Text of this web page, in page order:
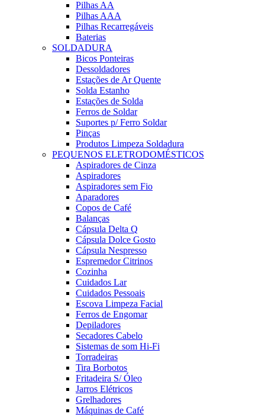
Pilhas AA
Pilhas AAA
Pilhas Recarregáveis
Baterias
SOLDADURA
Bicos Ponteiras
Dessoldadores
Estações de Ar Quente
Solda Estanho
Estações de Solda
Ferros de Soldar
Suportes p/ Ferro Soldar
Pinças
Produtos Limpeza Soldadura
PEQUENOS ELETRODOMÉSTICOS
Aspiradores de Cinza
Aspiradores
Aspiradores sem Fio
Aparadores
Copos de Café
Balanças
Cápsula Delta Q
Cápsula Dolce Gosto
Cápsula Nespresso
Espremedor Citrinos
Cozinha
Cuidados Lar
Cuidados Pessoais
Escova Limpeza Facial
Ferros de Engomar
Depiladores
Secadores Cabelo
Sistemas de som Hi-Fi
Torradeiras
Tira Borbotos
Fritadeira S/ Óleo
Jarros Elétricos
Grelhadores
Máquinas de Café